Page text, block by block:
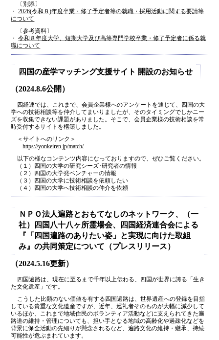
〔別添〕
・2026(令和８)年度卒業・修了予定者等の就職・採用活動に関する要請等
について
〔参考資料〕
・令和８年度大学、短期大学及び高等専門学校卒業・修了予定者に係る就
職について
四国の産学マッチング支援サイト 開設のお知らせ
（2024.8.6公開）
四経連では、これまで、会員企業様へのアンケートを通じて、四国の大
学への技術相談等を仲介してまいりましたが、そのタイミングでしかニー
ズを収集できない課題がありました。そこで、会員企業様の技術相談を常
時受付するサイトを構築しました。
＜サイトへのリンク＞
https://yonkeiren.jp/match/
以下の様なコンテンツ内容になっておりますので、ぜひご覧ください。
（１）四国の大学の研究シーズ･研究者の情報
（２）四国の大学発ベンチャーの情報
（３）四国の大学に技術相談を依頼したい
（４）四国の大学へ技術相談の仲介を依頼
ＮＰＯ法人遍路とおもてなしのネットワーク、（一
社）四国八十八ヶ所霊場会、四国経済連合会による
『「四国遍路のありたい姿」と実現に向けた取組
み』の共同策定について（プレスリリース）
（2024.5.16更新）
四国遍路は、現在に至るまで千年以上伝わる、四国が世界に誇る「生き
た文化遺産」です。
こうした比類のない価値を有する四国遍路は、世界遺産への登録を目指
している貴重な文化遺産ですが、近年、巡礼者そのものが大幅に減少して
いるほか、これまで地域住民のボランティア活動などに支えられてきた遍
路道の維持・管理についても、担い手となる地域の高齢化や過疎化などを
背景に保全活動の先細りが懸念されるなど、遍路文化の維持・継承、持続
可能性が危ぶまれています。